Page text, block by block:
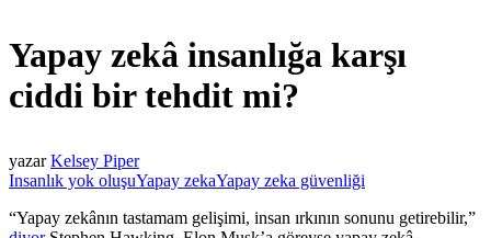
Yapay zekâ insanlığa karşı
ciddi bir tehdit mi?
yazar Kelsey Piper
Insanlık yok oluşuYapay zekaYapay zeka güvenliği
“Yapay zekânın tastamam gelişimi, insan ırkının sonunu getirebilir,”